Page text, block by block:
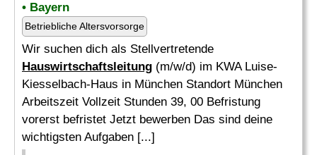
• Bayern
Betriebliche Altersvorsorge
Wir suchen dich als Stellvertretende
Hauswirtschaftsleitung (m/w/d) im KWA Luise-
Kiesselbach-Haus in München Standort München
Arbeitszeit Vollzeit Stunden 39, 00 Befristung
vorerst befristet Jetzt bewerben Das sind deine
wichtigsten Aufgaben [...]